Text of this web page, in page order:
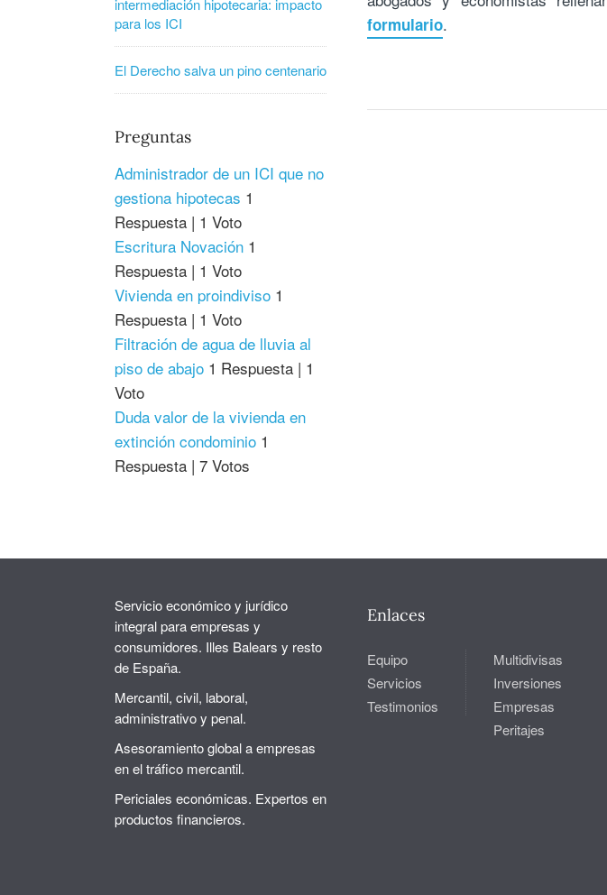
formulario.
intermediación hipotecaria: impacto
para los ICI
El Derecho salva un pino centenario
Preguntas
Administrador de un ICI que no
gestiona hipotecas 1
Respuesta | 1 Voto
Escritura Novación 1
Respuesta | 1 Voto
Vivienda en proindiviso 1
Respuesta | 1 Voto
Filtración de agua de lluvia al
piso de abajo 1 Respuesta | 1
Voto
Duda valor de la vivienda en
extinción condominio 1
Respuesta | 7 Votos
Servicio económico y jurídico
integral para empresas y
consumidores. Illes Balears y resto
de España.
Mercantil, civil, laboral,
administrativo y penal.
Asesoramiento global a empresas
en el tráfico mercantil.
Periciales económicas. Expertos en
productos financieros.
Enlaces
Equipo
Servicios
Testimonios
Multidivisas
Inversiones
Empresas
Peritajes